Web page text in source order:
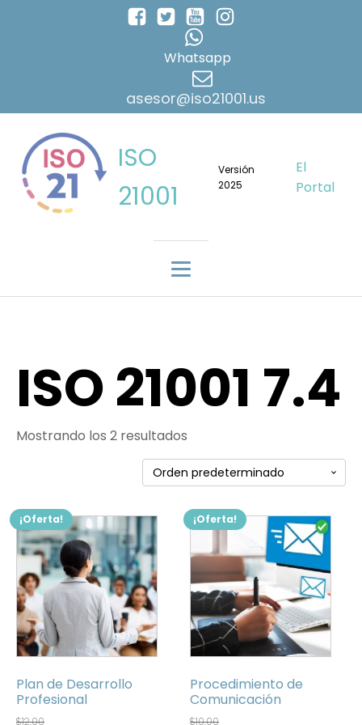
Whatsapp
asesor@iso21001.us
ISO
21001
Versión
2025
El
Portal
ISO 21001 7.4
Mostrando los 2 resultados
¡Oferta!
Plan de Desarrollo
Profesional
$12.00
¡Oferta!
Procedimiento de
Comunicación
$10.00